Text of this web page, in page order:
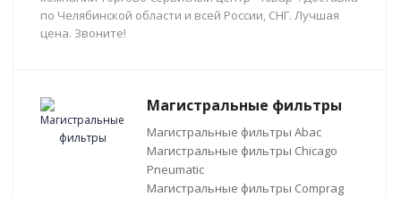
по Челябинской области и всей России, СНГ. Лучшая
цена. Звоните!
Магистральные фильтры
Магистральные фильтры Abac
Магистральные фильтры Chicago
Pneumatic
Магистральные фильтры Comprag